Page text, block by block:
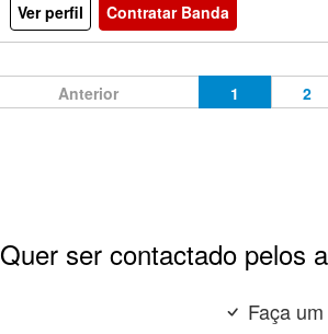
Ver perfil
Contratar Banda
Anterior 1 2
Quer ser contactado pelos
Faça